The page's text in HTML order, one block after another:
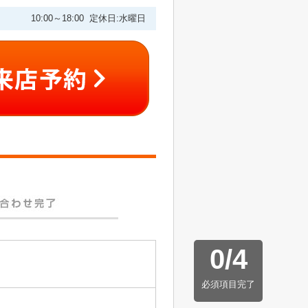
10:00～18:00 定休日:水曜日
0/4
必須項目完了